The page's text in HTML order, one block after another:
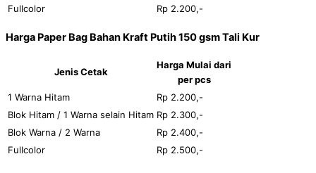
Fullcolor
Rp 2.200,-
Harga Paper Bag Bahan Kraft Putih 150 gsm Tali Kur
Jenis Cetak
Harga Mulai dari
per pcs
1 Warna Hitam
Rp 2.200,-
Blok Hitam / 1 Warna selain Hitam Rp 2.300,-
Blok Warna / 2 Warna
Rp 2.400,-
Fullcolor
Rp 2.500,-